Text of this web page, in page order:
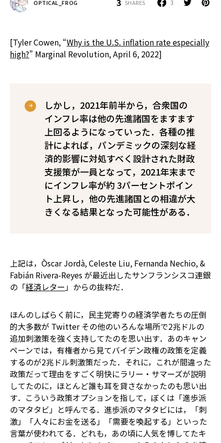
OPTICAL_FROG 3 SHARES 3
[Tyler Cowen, “Why is the U.S. inflation rate especially
high?” Marginal Revolution, April 6, 2022]
しかし，2021年前半から，合衆国の
インフレ率は他の先進諸国をますます
上回るようになっていった．各種の推
計によれば，パンデミックの深刻な経
済的影響に対処すべく設計された財政
支援策が一員となって，2021年末まで
にインフレ率が約 3パーセントポイン
ト上昇し，他の先進諸国との相違が大
きくなる結果となった可能性がある．
上記は，Òscar Jordà, Celeste Liu, Fernanda Nechio, &
Fabián Rivera-Reyes が最近出したサンフランシスコ連銀
の「経済レター」からの抜粋だ．
ほんのしばらく前に，民主党寄りの経済学者たちの圧倒
的大多数が Twitter その他のいろんな場所で2兆ドルの
追加刺激策を強く支持してたのを思い出す．あのキャン
ペーンでは，有権者から見てバイデン政権の政策を定義
するのが2兆ドル刺激策だった．それに，これが間違った
政策だって理由をすごく明快にラリー・サマーズが説明
してたのに，ほとんど誰も耳を貸さなかったのも思い出
す．こういう政策オプションを指して，ぼくは「進歩派
のマタタビ」と呼んでる．進歩派のマタタビには，「刺
激」「人々にお金を送る」「需要を喚起する」といった
言葉が使われてる．どれも，あの頃に人気を博してたキ